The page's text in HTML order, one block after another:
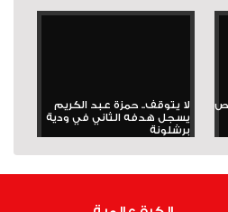
لا يتوقف.. حمزة عبد الكريم
يسجل هدفه الثاني في ودية
برشلونة